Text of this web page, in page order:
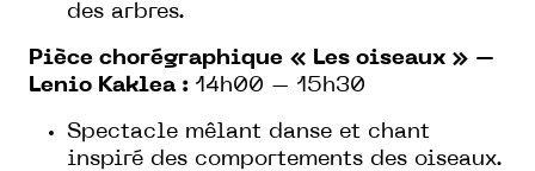
des arbres.
Pièce chorégraphique « Les oiseaux » –
Lenio Kaklea : 14h00 – 15h30
Spectacle mêlant danse et chant
inspiré des comportements des oiseaux.